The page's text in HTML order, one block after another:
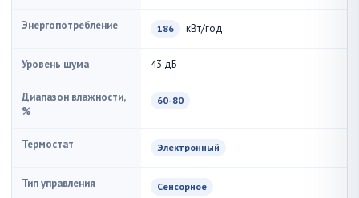
Энергопотребление 186 кВт/год
Уровень шума 43 дБ
Диапазон влажности,
%
60-80
Термостат Электронный
Тип управления Сенсорное